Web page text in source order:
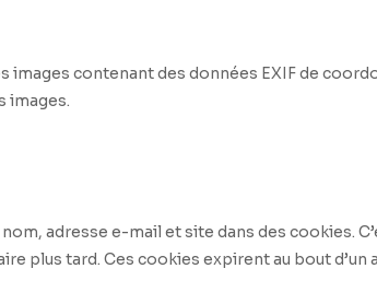
contenant des données EXIF de
images.
adresse e-mail et site dans des cookies.
plus tard. Ces cookies expirent au bout d’un